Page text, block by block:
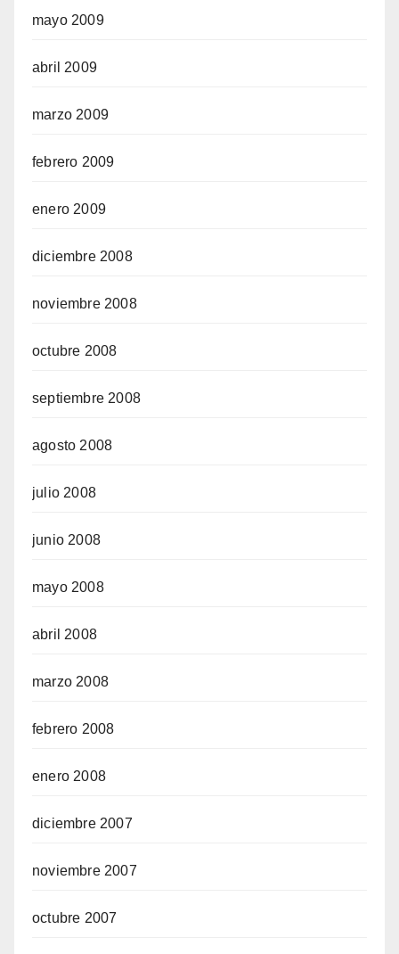
mayo 2009
abril 2009
marzo 2009
febrero 2009
enero 2009
diciembre 2008
noviembre 2008
octubre 2008
septiembre 2008
agosto 2008
julio 2008
junio 2008
mayo 2008
abril 2008
marzo 2008
febrero 2008
enero 2008
diciembre 2007
noviembre 2007
octubre 2007